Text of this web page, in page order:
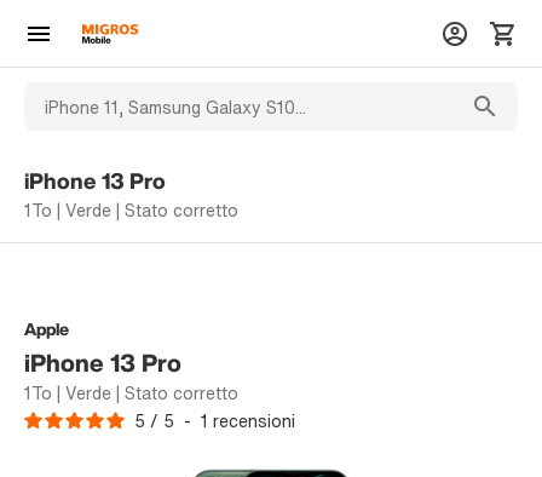
iPhone 13 Pro
1To | Verde | Stato corretto
Apple
iPhone 13 Pro
1To | Verde | Stato corretto
5 / 5 - 1 recensioni